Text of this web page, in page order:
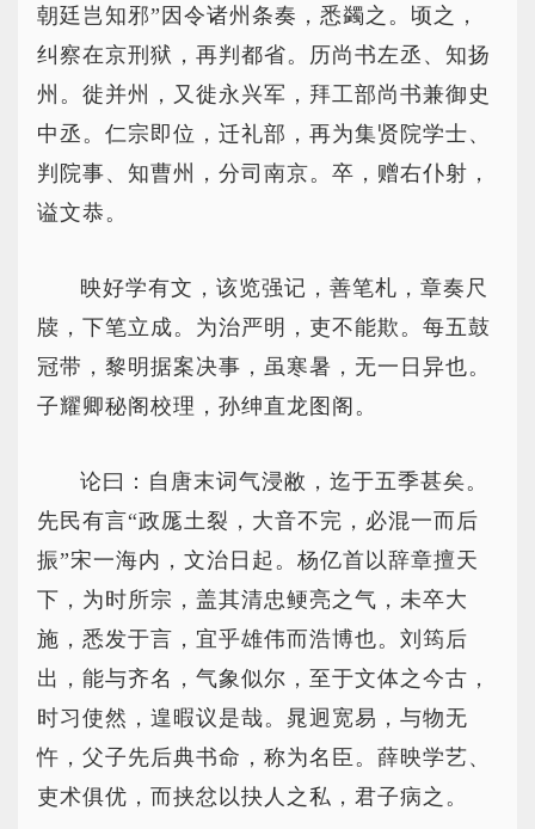
朝廷岂知邪”因令诸州条奏，悉蠲之。顷之，
纠察在京刑狱，再判都省。历尚书左丞、知扬
州。徙并州，又徙永兴军，拜工部尚书兼御史
中丞。仁宗即位，迁礼部，再为集贤院学士、
判院事、知曹州，分司南京。卒，赠右仆射，
谥文恭。
映好学有文，该览强记，善笔札，章奏尺
牍，下笔立成。为治严明，吏不能欺。每五鼓
冠带，黎明据案决事，虽寒暑，无一日异也。
子耀卿秘阁校理，孙绅直龙图阁。
论曰：自唐末词气浸敝，迄于五季甚矣。
先民有言“政厖土裂，大音不完，必混一而后
振”宋一海内，文治日起。杨亿首以辞章擅天
下，为时所宗，盖其清忠鲠亮之气，未卒大
施，悉发于言，宜乎雄伟而浩博也。刘筠后
出，能与齐名，气象似尔，至于文体之今古，
时习使然，遑暇议是哉。晁迥宽易，与物无
忤，父子先后典书命，称为名臣。薛映学艺、
吏术俱优，而挟忿以抉人之私，君子病之。